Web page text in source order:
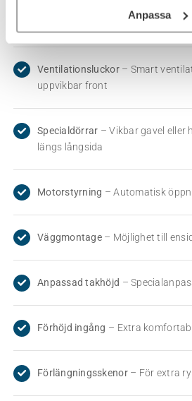
Anpassa
Ventilationsluckor– Smart
uppvikbar front
Specialdörrar – Vikbar gavel eller
längs långsida
Motorstyrning – Automatisk
Väggmontage– Möjlighet till
Anpassad takhöjd –
Förhöjd ingång – Extra
Förlängningsskenor– För extra